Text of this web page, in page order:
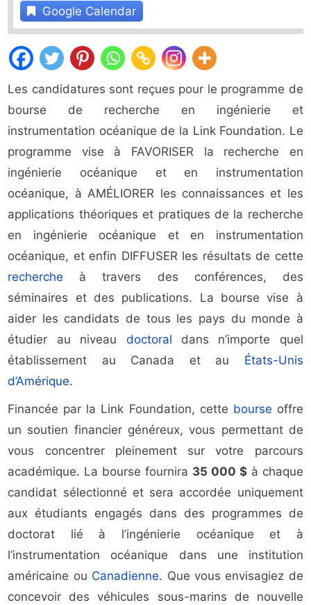
Google Calendar
Les candidatures sont reçues pour le programme de
bourse de recherche en ingénierie et
instrumentation océanique de la Link Foundation. Le
programme vise à FAVORISER la recherche en
ingénierie océanique et en instrumentation
océanique, à AMÉLIORER les connaissances et les
applications théoriques et pratiques de la recherche
en ingénierie océanique et en instrumentation
océanique, et enfin DIFFUSER les résultats de cette
recherche à travers des conférences, des
séminaires et des publications. La bourse vise à
aider les candidats de tous les pays du monde à
étudier au niveau doctoral dans n’importe quel
établissement au Canada et au États-Unis
d’Amérique.
Financée par la Link Foundation, cette bourse offre
un soutien financier généreux, vous permettant de
vous concentrer pleinement sur votre parcours
académique. La bourse fournira 35 000 $à chaque
candidat sélectionné et sera accordée uniquement
aux étudiants engagés dans des programmes de
doctorat lié à l’ingénierie océanique et à
l’instrumentation océanique dans une institution
américaine ou Canadienne. Que vous envisagiez de
concevoir des véhicules sous-marins de nouvelle